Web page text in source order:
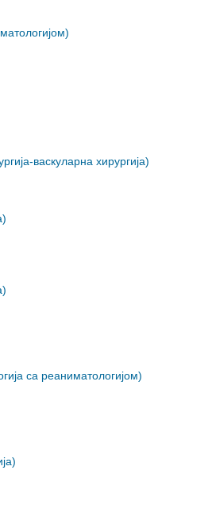
васкуларна хирургија)
са реаниматологијом)